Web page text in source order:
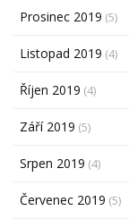
Prosinec 2019 (5)
Listopad 2019 (4)
Říjen 2019 (4)
Září 2019 (5)
Srpen 2019 (4)
Červenec 2019 (5)